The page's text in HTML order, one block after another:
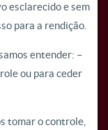
esclarecido e sem
para a rendição.
entender: –
ou para ceder
o controle,